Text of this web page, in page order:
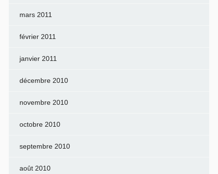
mars 2011
février 2011
janvier 2011
décembre 2010
novembre 2010
octobre 2010
septembre 2010
août 2010